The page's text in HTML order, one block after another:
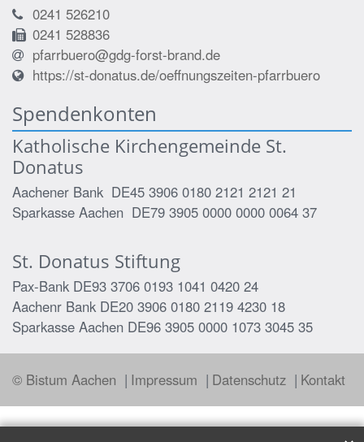
0241 526210
0241 528836
pfarrbuero@gdg-forst-brand.de
https://st-donatus.de/oeffnungszeiten-pfarrbuero
Spendenkonten
Katholische Kirchengemeinde St.
Donatus
Aachener Bank DE45 3906 0180 2121 2121 21
Sparkasse Aachen DE79 3905 0000 0000 0064 37
St. Donatus Stiftung
Pax-Bank DE93 3706 0193 1041 0420 24
Aachenr Bank DE20 3906 0180 2119 4230 18
Sparkasse Aachen DE96 3905 0000 1073 3045 35
© Bistum Aachen Impressum Datenschutz Kontakt